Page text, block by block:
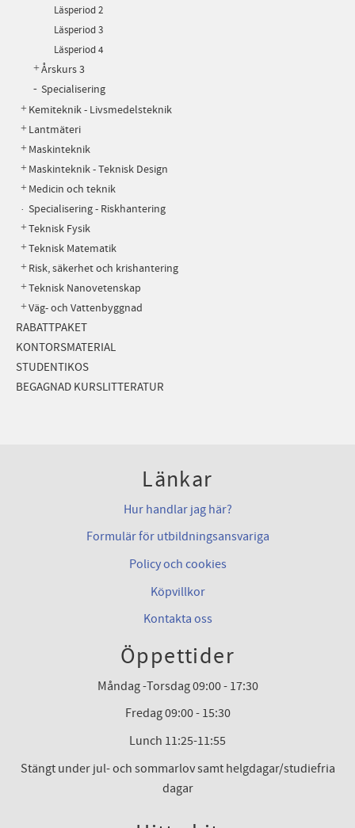
Läsperiod 2
Läsperiod 3
Läsperiod 4
Årskurs 3
Specialisering
Kemiteknik - Livsmedelsteknik
Lantmäteri
Maskinteknik
Maskinteknik - Teknisk Design
Medicin och teknik
Specialisering - Riskhantering
Teknisk Fysik
Teknisk Matematik
Risk, säkerhet och krishantering
Teknisk Nanovetenskap
Väg- och Vattenbyggnad
RABATTPAKET
KONTORSMATERIAL
STUDENTIKOS
BEGAGNAD KURSLITTERATUR
Länkar
Hur handlar jag här?
Formulär för utbildningsansvariga
Policy och cookies
Köpvillkor
Kontakta oss
Öppettider
Måndag -Torsdag 09:00 - 17:30
Fredag 09:00 - 15:30
Lunch 11:25-11:55
Stängt under jul- och sommarlov samt helgdagar/studiefria
dagar